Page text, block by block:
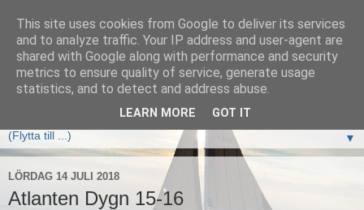
Elan333 Vilja
www.elan333.se - en blogg om båten, seglingar, havet och
allt som hör därtill
▼
LÖRDAG 14 JULI 2018
Atlanten Dygn 15-16
This site uses cookies from Google to deliver its services
and to analyze traffic. Your IP address and user-agent are
shared with Google along with performance and security
metrics to ensure quality of service, generate usage
statistics, and to detect and address abuse.
LEARN MORE GOT IT